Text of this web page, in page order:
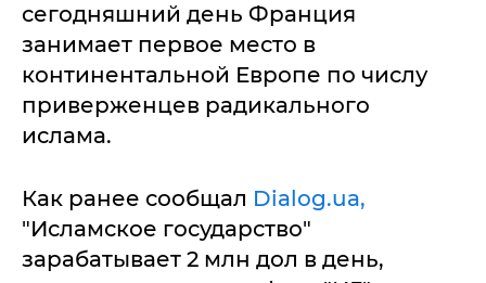
сегодняшний день Франция
занимает первое место в
континентальной Европе по числу
приверженцев радикального
ислама.
Как ранее сообщал Dialog.ua,
"Исламское государство"
зарабатывает 2 млн дол в день,